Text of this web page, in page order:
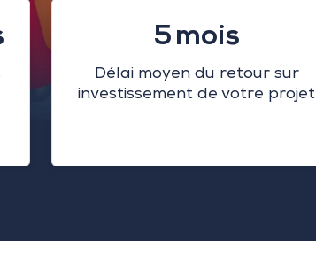
5 mois
Délai moyen du retour sur
investissement de votre projet